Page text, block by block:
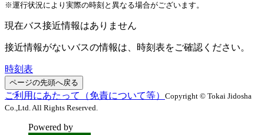
※運行状況により実際の時刻と異なる場合がございます。
現在バス接近情報はありません
接近情報がないバスの情報は、時刻表をご確認ください。
時刻表
ページの先頭へ戻る
ご利用にあたって（免責について等） Copyright © Tokai Jidosha
Co.,Ltd. All Rights Reserved.
Powered by